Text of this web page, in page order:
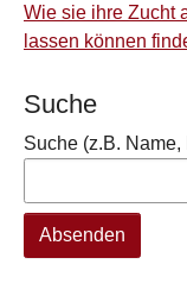
Wie sie ihre Zucht
lassen können
Suche
Suche (z.B. Name,
Absenden